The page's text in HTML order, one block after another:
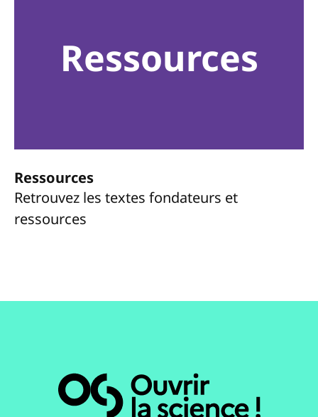
Ressources
Ressources
Retrouvez les textes fondateurs et
ressources